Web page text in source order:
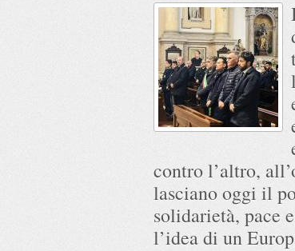
contro l’altro,
lasciano oggi il
solidarietà, pace
l’idea di un